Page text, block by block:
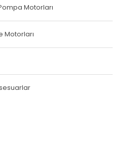
Motorları
Motorları